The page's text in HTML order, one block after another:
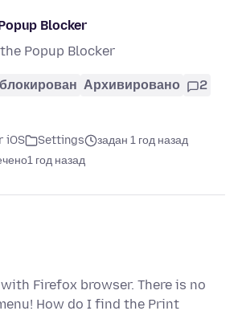
Blocker
Popup Blocker
Архивировано
2
iOS Settings
задан 1 год назад
1 год назад
Firefox browser. There is no
How do I find the Print